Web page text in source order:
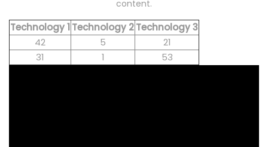
content.
Technology 1Technology 2Technology 3
42
5
21
31
1 53